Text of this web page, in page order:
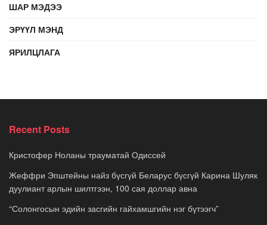
ШАР МЭДЭЭ
ЭРҮҮЛ МЭНД
ЯРИЛЦЛАГА
Recent Posts
Кристофер Ноланы трауматай Одиссей
Жеффри Эпштейны найз бүсгүй Беларус бүсгүй Карина Шуляк
дуулиант арлын шилтгээн, 100 сая доллар авна
“Солонгосын эдийн засгийн гайхамшгийн нэг бүтээгч”